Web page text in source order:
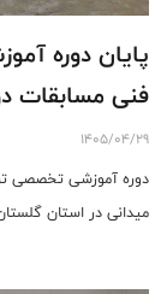
پایان دوره
فنی مسابقات
1405/04/29
دوره آموزشی تخصصی
میدانی در استان